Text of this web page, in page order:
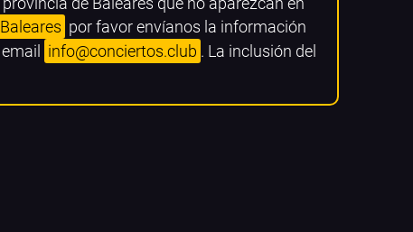
por favor envíanos la información
info@conciertos.club . La inclusión del